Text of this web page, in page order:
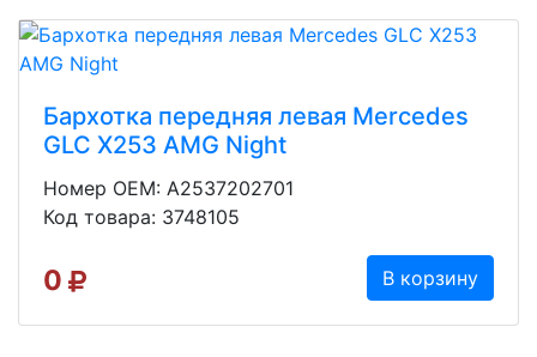
Бархотка передняя левая Mercedes
GLC X253 AMG Night
Номер OEM: A2537202701
Код товара: 3748105
0 В корзину